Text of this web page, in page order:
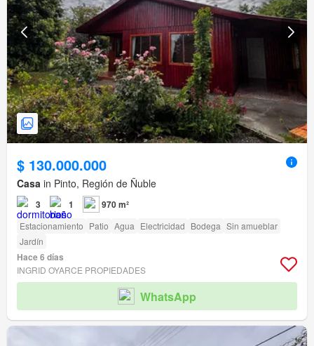
$ 130.000.000
Casa in Pinto, Región de Ñuble
3 1 970 m²
Estacionamiento Patio Agua Electricidad Bodega Sin amueblar
Jardín
Hace 6 días
INGRID OYARCE PROPIEDADES
WhatsApp